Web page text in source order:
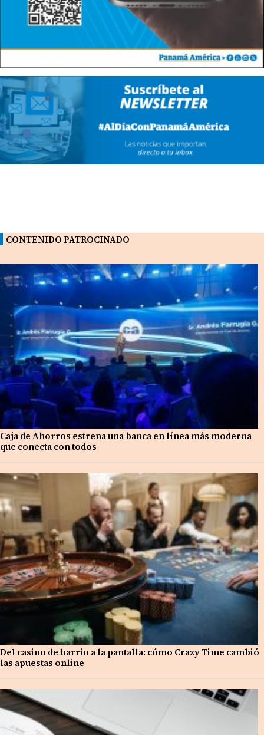
CONTENIDO PATROCINADO
Caja de Ahorros estrena una banca en línea más moderna
que conecta con todos
Del casino de barrio a la pantalla: cómo Crazy Time cambió
las apuestas online